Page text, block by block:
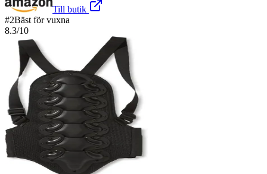
Till butik
#2Bäst för vuxna
8.3/10